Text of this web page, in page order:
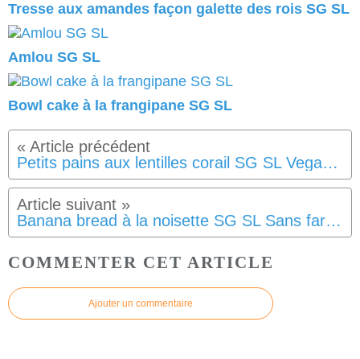
Tresse aux amandes façon galette des rois SG SL
Amlou SG SL
Bowl cake à la frangipane SG SL
Petits pains aux lentilles corail SG SL Vegan IG Bas
Banana bread à la noisette SG SL Sans farine
COMMENTER CET ARTICLE
Ajouter un commentaire